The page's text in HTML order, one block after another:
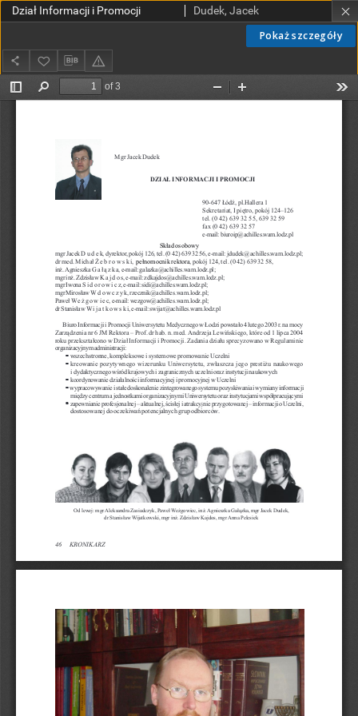
Pokaż szczegóły
Dział Informacji i Promocji Dudek, Jacek